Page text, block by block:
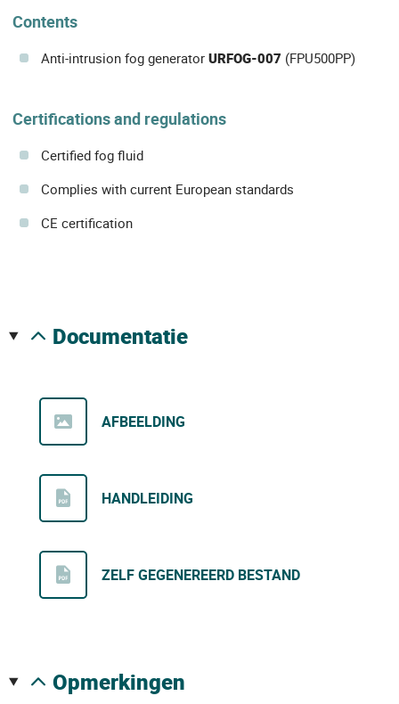
Contents
Anti-intrusion fog generator URFOG-007 (FPU500PP)
Certifications and regulations
Certified fog fluid
Complies with current European standards
CE certification
documentatie
AFBEELDING
HANDLEIDING
ZELF GEGENEREERD BESTAND
opmerkingen